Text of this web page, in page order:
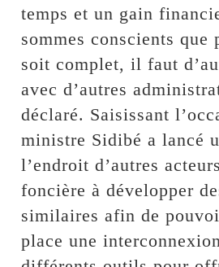
temps et un gain
sommes conscients que
soit complet, il faut
avec d’autres
déclaré. Saisissant
ministre Sidibé a lancé
l’endroit d’autres
foncière à développer
similaires afin de
place une